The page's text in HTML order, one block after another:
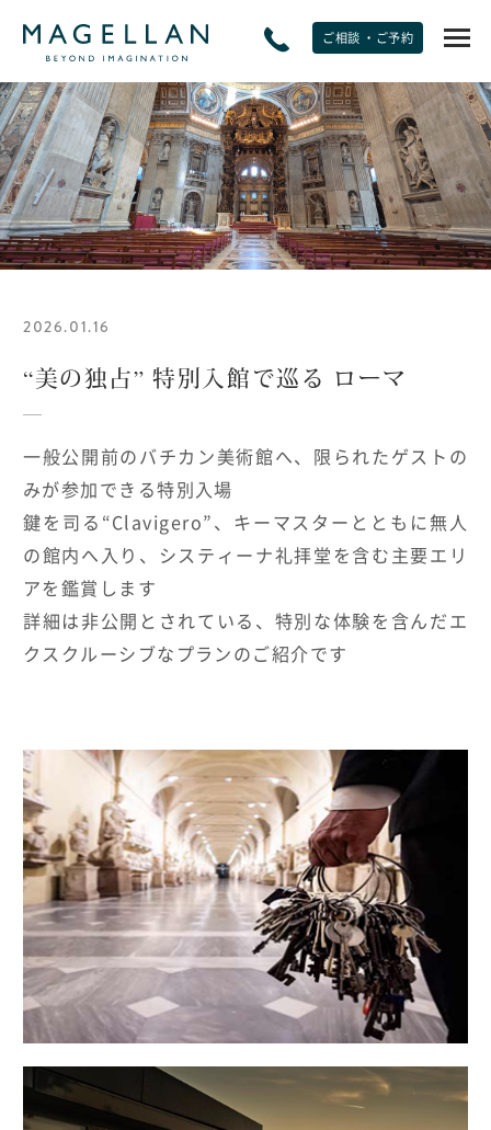
EXPERIENCE
非日常をたのしむ
JOURNAL
トラベルジャーナル
期間限定オファー
PLANS
モデルプラン
HOTELS & RESORTS
MAGELLAN's Choice
INSIGNIA
ご相談 ・ご予約
2026.01.16
“美の独占” 特別入館で巡る ローマ
一般公開前のバチカン美術館へ、限られたゲストの
みが参加できる特別入場
鍵を司る“Clavigero”、キーマスターとともに無人
の館内へ入り、システィーナ礼拝堂を含む主要エリ
アを鑑賞します
詳細は非公開とされている、特別な体験を含んだエ
クスクルーシブなプランのご紹介です